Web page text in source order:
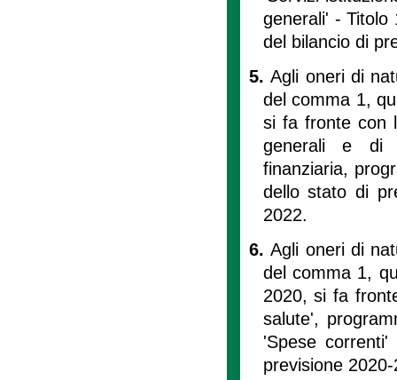
generali' - Titolo
del bilancio di
5.Agli oneri di
del comma 1,
si fa fronte con
generali e di
finanziaria,
dello stato di
2022.
6.Agli oneri di
del comma 1,
2020, si fa
salute',
'Spese
previsione